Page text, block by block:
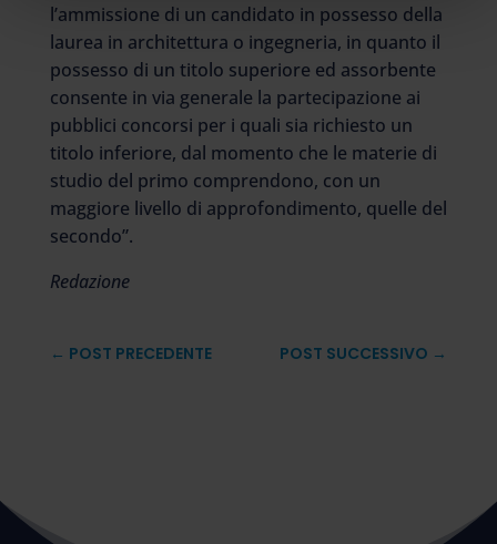
l’ammissione di un candidato in possesso della
laurea in architettura o ingegneria, in quanto il
possesso di un titolo superiore ed assorbente
consente in via generale la partecipazione ai
pubblici concorsi per i quali sia richiesto un
titolo inferiore, dal momento che le materie di
studio del primo comprendono, con un
maggiore livello di approfondimento, quelle del
secondo”.
Redazione
← POST PRECEDENTE POST SUCCESSIVO →